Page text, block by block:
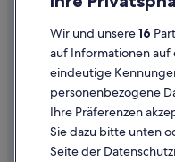
Abenteuer in Banff
Motels in Banff
Historische in Banff
Ferienwohnungen in Banff
Hotels mit Frühstück in
Inhaltsrichtlinien und
Hilfe
Hilfe
Wir und unsere16
auf Informationen auf
eindeutige
personenbezogene
Ihre Präferenzen
Sie dazu bitte unten
Seite der